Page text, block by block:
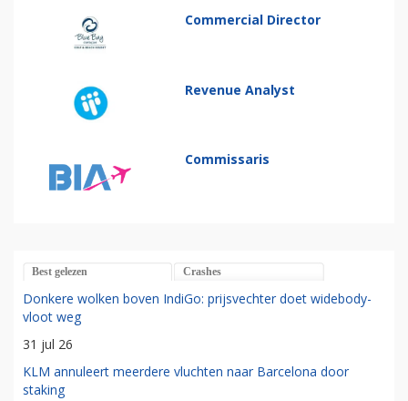
Commercial Director
Revenue Analyst
Commissaris
Best gelezen Crashes
Donkere wolken boven IndiGo: prijsvechter doet widebody-
vloot weg
31 jul 26
KLM annuleert meerdere vluchten naar Barcelona door
staking